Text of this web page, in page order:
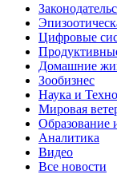
Цифровые
Домашние
Зообизнес
Наука и
Мировая
Образование
Аналитика
Видео
Все новости